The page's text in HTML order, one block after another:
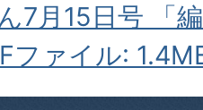
7月15日号 「
ファイル: